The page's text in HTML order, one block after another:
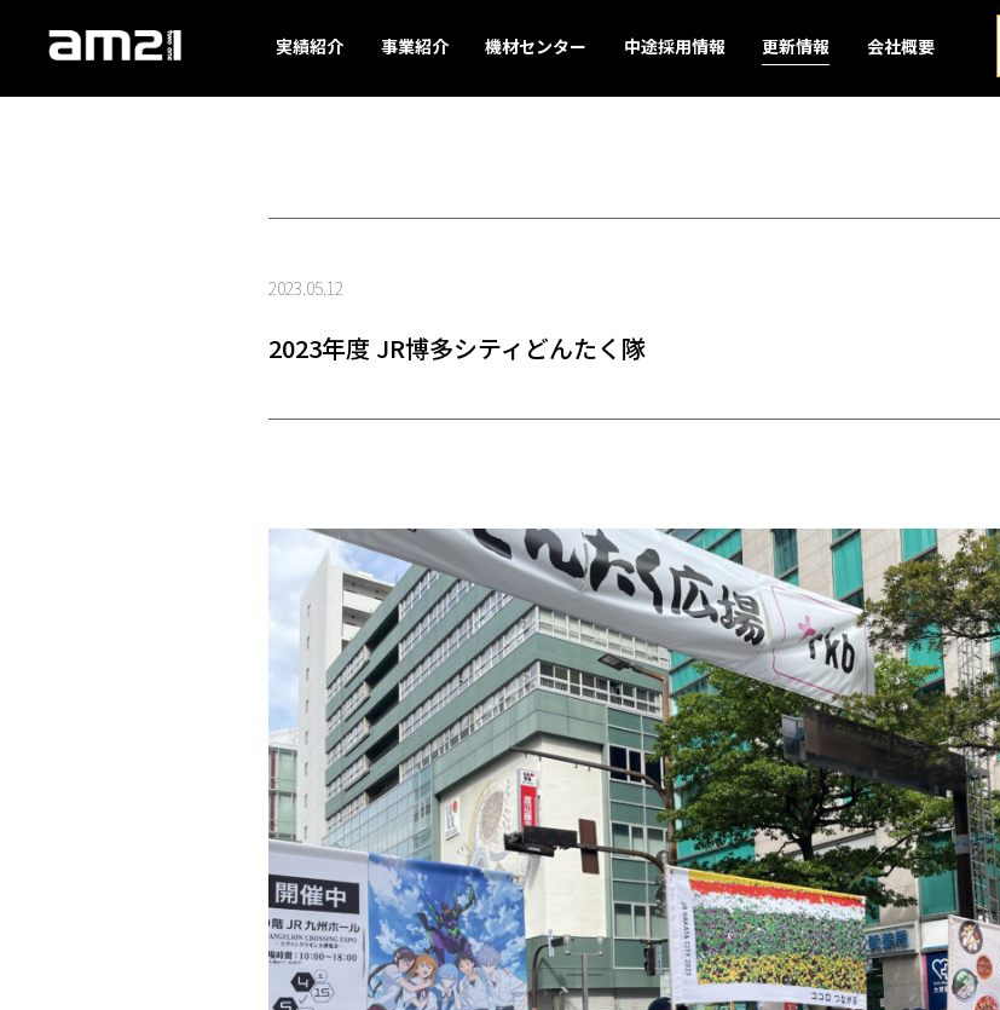
実績紹介 事業紹介 機材センター 中途採用情報 更新情報 会社概要
更新情報
2023.05.12
2023年度 JR博多シティどんたく隊